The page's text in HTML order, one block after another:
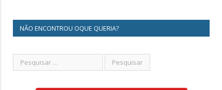
NÃO ENCONTROU OQUE QUERIA?